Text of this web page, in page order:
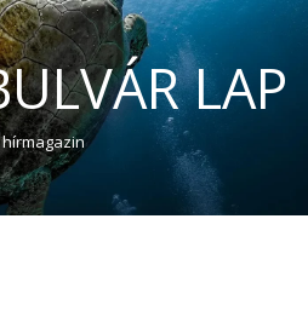
LAP
hírmagazin